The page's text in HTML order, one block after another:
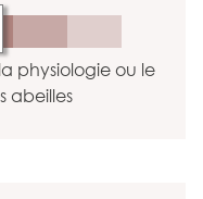
physiologie ou le
abeilles